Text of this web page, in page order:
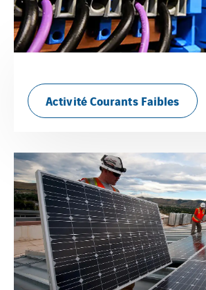
Activité Courants Faibles